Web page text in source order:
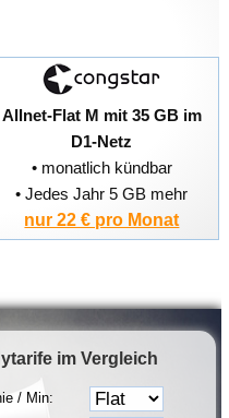
Allnet-Flat M mit 35 GB im
D1-Netz
• monatlich kündbar
• Jedes Jahr 5 GB mehr
nur 22 € pro Monat
im Vergleich
/ Min: